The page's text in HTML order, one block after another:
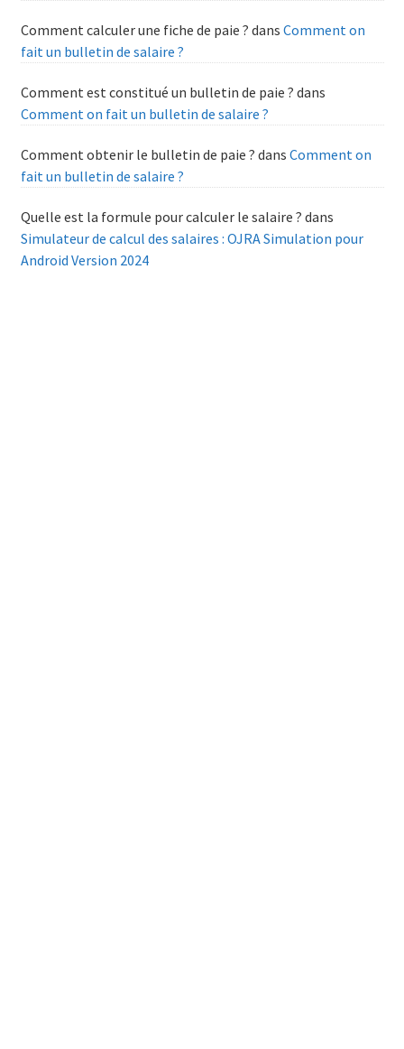
Comment calculer une fiche de paie ? dans Comment on
fait un bulletin de salaire ?
Comment est constitué un bulletin de paie ? dans
Comment on fait un bulletin de salaire ?
Comment obtenir le bulletin de paie ? dans Comment on
fait un bulletin de salaire ?
Quelle est la formule pour calculer le salaire ? dans
Simulateur de calcul des salaires : OJRA Simulation pour
Android Version 2024